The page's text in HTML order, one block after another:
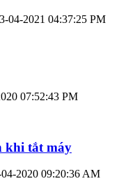
04-2021 04:37:25 PM
07:52:43 PM
khi tắt máy
2020 09:20:36 AM